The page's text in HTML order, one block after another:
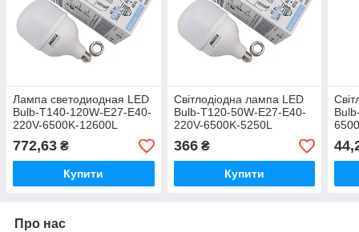
Лампа светодиодная LED
Bulb-T140-120W-E27-E40-
220V-6500K-12600L
GOLDEN ALUM
772,63 ₴
Купити
Світлодіодна лампа LED
Bulb-T120-50W-E27-E40-
220V-6500K-5250L
GOLDEN ALUM
366₴
Купити
Про нас